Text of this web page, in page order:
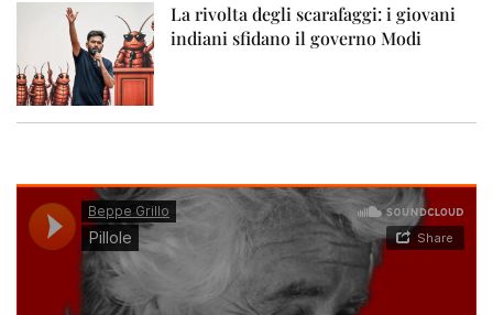
La rivolta degli scarafaggi: i giovani
indiani sfidano il governo Modi